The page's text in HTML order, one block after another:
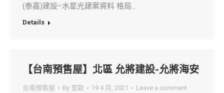
(泰嘉)建設–水星光建案資料 格局…
Details
【台南預售屋】北區 允將建設-允將海安
台南預售屋 By 里歐 19 4 月, 2021 Leave a comment